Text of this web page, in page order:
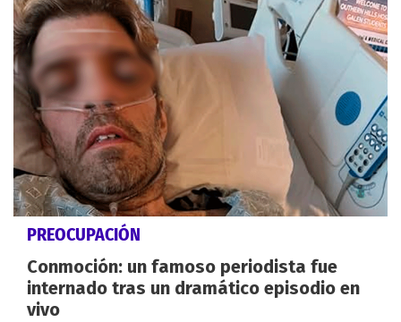
PREOCUPACIÓN
Conmoción: un famoso periodista fue
internado tras un dramático episodio en
vivo